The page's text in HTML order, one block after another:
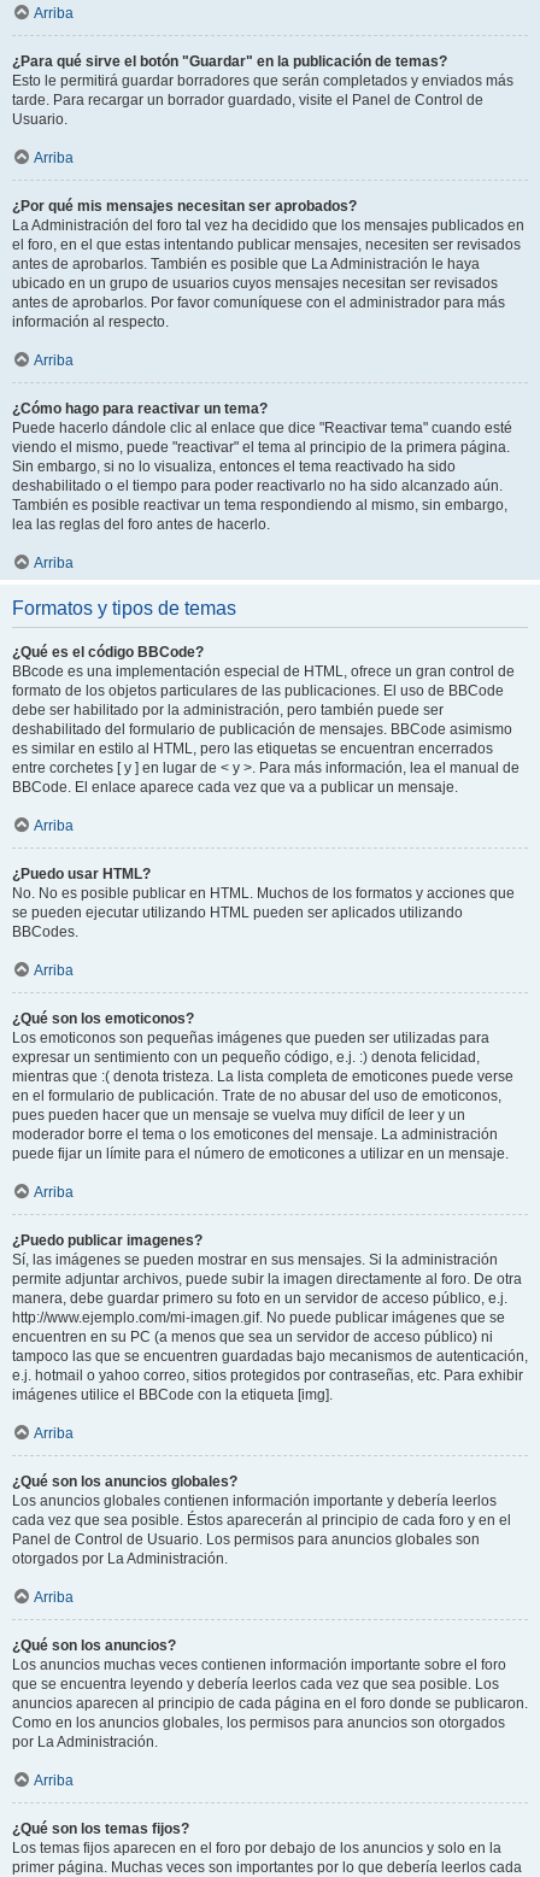
Arriba
¿Para qué sirve el botón "Guardar" en la publicación de temas?
Esto le permitirá guardar borradores que serán completados y enviados más
tarde. Para recargar un borrador guardado, visite el Panel de Control de
Usuario.
Arriba
¿Por qué mis mensajes necesitan ser aprobados?
La Administración del foro tal vez ha decidido que los mensajes publicados en
el foro, en el que estas intentando publicar mensajes, necesiten ser revisados
antes de aprobarlos. También es posible que La Administración le haya
ubicado en un grupo de usuarios cuyos mensajes necesitan ser revisados
antes de aprobarlos. Por favor comuníquese con el administrador para más
información al respecto.
Arriba
¿Cómo hago para reactivar un tema?
Puede hacerlo dándole clic al enlace que dice "Reactivar tema" cuando esté
viendo el mismo, puede "reactivar" el tema al principio de la primera página.
Sin embargo, si no lo visualiza, entonces el tema reactivado ha sido
deshabilitado o el tiempo para poder reactivarlo no ha sido alcanzado aún.
También es posible reactivar un tema respondiendo al mismo, sin embargo,
lea las reglas del foro antes de hacerlo.
Arriba
Formatos y tipos de temas
¿Qué es el código BBCode?
BBcode es una implementación especial de HTML, ofrece un gran control de
formato de los objetos particulares de las publicaciones. El uso de BBCode
debe ser habilitado por la administración, pero también puede ser
deshabilitado del formulario de publicación de mensajes. BBCode asimismo
es similar en estilo al HTML, pero las etiquetas se encuentran encerrados
entre corchetes [ y ] en lugar de < y >. Para más información, lea el manual de
BBCode. El enlace aparece cada vez que va a publicar un mensaje.
Arriba
¿Puedo usar HTML?
No. No es posible publicar en HTML. Muchos de los formatos y acciones que
se pueden ejecutar utilizando HTML pueden ser aplicados utilizando
BBCodes.
Arriba
¿Qué son los emoticonos?
Los emoticonos son pequeñas imágenes que pueden ser utilizadas para
expresar un sentimiento con un pequeño código, e.j. :) denota felicidad,
mientras que :( denota tristeza. La lista completa de emoticones puede verse
en el formulario de publicación. Trate de no abusar del uso de emoticonos,
pues pueden hacer que un mensaje se vuelva muy difícil de leer y un
moderador borre el tema o los emoticones del mensaje. La administración
puede fijar un límite para el número de emoticones a utilizar en un mensaje.
Arriba
¿Puedo publicar imagenes?
Sí, las imágenes se pueden mostrar en sus mensajes. Si la administración
permite adjuntar archivos, puede subir la imagen directamente al foro. De otra
manera, debe guardar primero su foto en un servidor de acceso público, e.j.
http://www.ejemplo.com/mi-imagen.gif. No puede publicar imágenes que se
encuentren en su PC (a menos que sea un servidor de acceso público) ni
tampoco las que se encuentren guardadas bajo mecanismos de autenticación,
e.j. hotmail o yahoo correo, sitios protegidos por contraseñas, etc. Para exhibir
imágenes utilice el BBCode con la etiqueta [img].
Arriba
¿Qué son los anuncios globales?
Los anuncios globales contienen información importante y debería leerlos
cada vez que sea posible. Éstos aparecerán al principio de cada foro y en el
Panel de Control de Usuario. Los permisos para anuncios globales son
otorgados por La Administración.
Arriba
¿Qué son los anuncios?
Los anuncios muchas veces contienen información importante sobre el foro
que se encuentra leyendo y debería leerlos cada vez que sea posible. Los
anuncios aparecen al principio de cada página en el foro donde se publicaron.
Como en los anuncios globales, los permisos para anuncios son otorgados
por La Administración.
Arriba
¿Qué son los temas fijos?
Los temas fijos aparecen en el foro por debajo de los anuncios y solo en la
primer página. Muchas veces son importantes por lo que debería leerlos cada